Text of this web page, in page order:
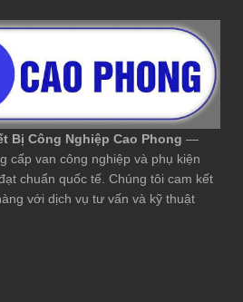
Bị Công Nghiệp Cao Phong —
cấp van công nghiệp và phụ kiện
chuẩn quốc tế. Chúng tôi cam kết
với dịch vụ tư vấn và kỹ thuật